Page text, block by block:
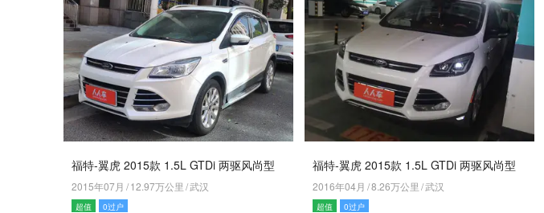
福特-翼虎 2015款 1.5L GTDi 两驱风尚型
2015年07月 /12.97万公里 /武汉
超值 0过户
福特-翼虎 2015款 1.5L GTDi 两驱风尚型
2016年04月 /8.26万公里 /武汉
超值 0过户